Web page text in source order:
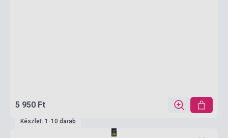
5 950 Ft
Készlet: 1-10 darab